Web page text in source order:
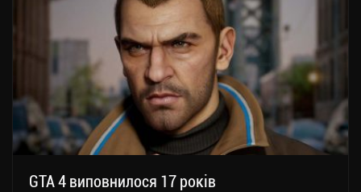
GTA 4 виповнилося 17 років